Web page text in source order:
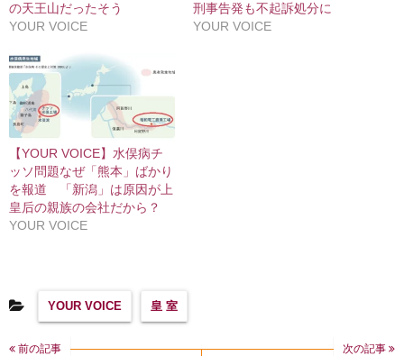
の天王山だったそう
YOUR VOICE
刑事告発も不起訴処分に
YOUR VOICE
【YOUR VOICE】水俣病チ
ッソ問題なぜ「熊本」ばかり
を報道 「新潟」は原因が上
皇后の親族の会社だから？
YOUR VOICE
YOUR VOICE 皇 室
前の記事 次の記事